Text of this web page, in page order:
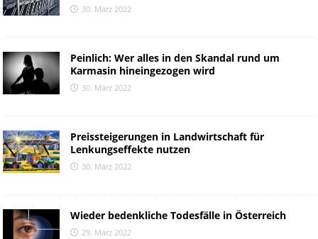
30. März 2022
Peinlich: Wer alles in den Skandal rund um
Karmasin hineingezogen wird
30. März 2022
Preissteigerungen in Landwirtschaft für
Lenkungseffekte nutzen
30. März 2022
Wieder bedenkliche Todesfälle in Österreich
29. März 2022